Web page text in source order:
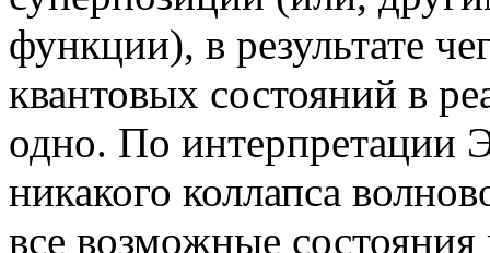
функции), в результате
квантовых состояний в
одно. По интерпретации
никакого коллапса
все возможные состояния